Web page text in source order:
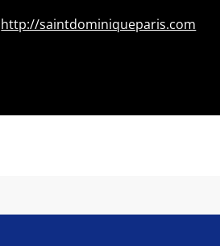
http://saintdominiqueparis.com